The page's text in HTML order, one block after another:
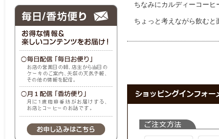
ちなみにカルディーコーヒ
ちょっと考えながら飲むと